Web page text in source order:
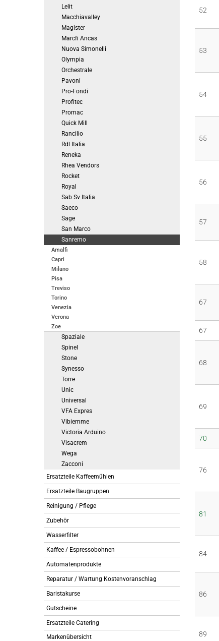
Lelit
Macchiavalley
Magister
Marcfi Ancas
Nuova Simonelli
Olympia
Orchestrale
Pavoni
Pro-Fondi
Profitec
Promac
Quick Mill
Rancilio
Rdl Italia
Reneka
Rhea Vendors
Rocket
Royal
Sab Sv Italia
Saeco
Sage
San Marco
Sanremo
Amalfi
Capri
Milano
Pisa
Treviso
Torino
Venezia
Verona
Zoe
Spaziale
Spinel
Stone
Synesso
Torre
Unic
Universal
VFA Expres
Vibiemme
Victoria Arduino
Visacrem
Wega
Zacconi
Ersatzteile Kaffeemühlen
Ersatzteile Baugruppen
Reinigung / Pflege
Zubehör
Wasserfilter
Kaffee / Espressobohnen
Automatenprodukte
Reparatur / Wartung Kostenvoranschlag
Baristakurse
Gutscheine
Ersatzteile Catering
Markenübersicht
52
53
54
55
56
57
58
67
67
68
69
70
76
81
84
86
89